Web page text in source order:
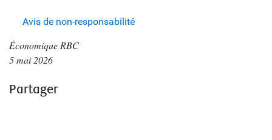
Avis de non-responsabilité
Économique RBC
5 mai 2026
Partager